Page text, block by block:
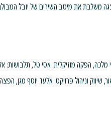
משלבת את מיטב השירים של יובל
מלכה, הפקה מוזיקלית: אסי טל, תלבושות:
שיווק וניהול פרויקט: אלעד יוסף מגן,